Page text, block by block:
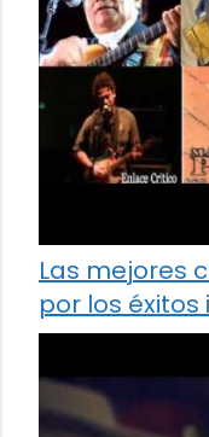
Las mejores
por los